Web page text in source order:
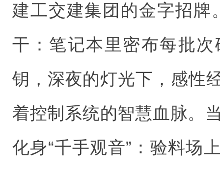
建工交建集团的金字招牌
干：笔记本里密布每批
钥，深夜的灯光下，感性
着控制系统的智慧血脉。
化身“千手观音”：验料场